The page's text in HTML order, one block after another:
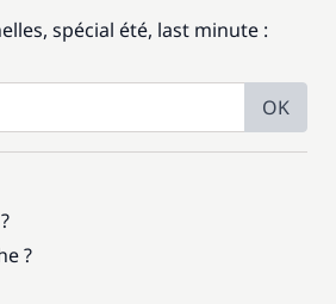
spécial été, last minute :
OK
?